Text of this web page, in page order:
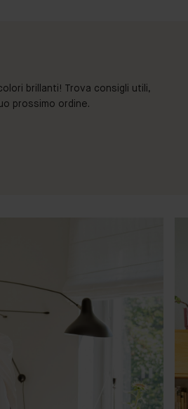
brillanti! Trova consigli utili,
prossimo ordine.